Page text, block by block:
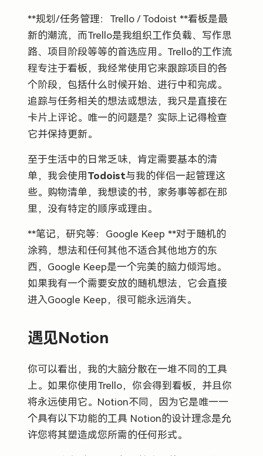
**规划/任务管理：Trello / Todoist **看板是最
新的潮流，而Trello是我组织工作负载、写作思
路、项目阶段等等的首选应用。Trello的工作流
程专注于看板，我经常使用它来跟踪项目的各
个阶段，包括什么时候开始、进行中和完成。
追踪与任务相关的想法或想法，我只是直接在
卡片上评论。唯一的问题是？实际上记得检查
它并保持更新。
至于生活中的日常乏味，肯定需要基本的清
单，我会使用 Todoist与我的伴侣一起管理这
些。购物清单，我想读的书，家务事等都在那
里，没有特定的顺序或理由。
**笔记，研究等：Google Keep **对于随机的
涂鸦，想法和任何其他不适合其他地方的东
西，Google Keep是一个完美的脑力倾泻地。
如果我有一个需要安放的随机想法，它会直接
进入Google Keep，很可能永远消失。
遇见Notion
你可以看出，我的大脑分散在一堆不同的工具
上。如果你使用Trello，你会得到看板，并且你
将永远使用它。Notion不同，因为它是唯一一
个具有以下功能的工具 Notion的设计理念是允
许您将其塑造成您所需的任何形式。